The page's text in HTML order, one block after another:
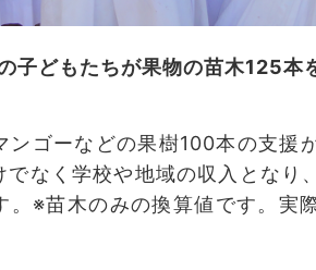
子どもたちが果物の苗木125本
ンゴーなどの果樹100本の支援
でなく学校や地域の収入となり
。※苗木のみの換算値です。実